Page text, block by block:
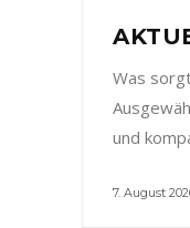
Was
und
7. August